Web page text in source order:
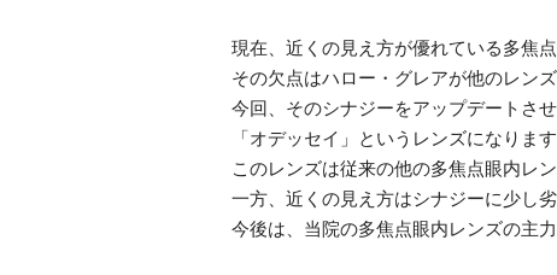
現在、近くの見え方が優れている多焦
その欠点はハロー・グレアが他のレン
今回、そのシナジーをアップデートさ
「オデッセイ」というレンズになります
このレンズは従来の他の多焦点眼内レ
一方、近くの見え方はシナジーに少し
今後は、当院の多焦点眼内レンズの主